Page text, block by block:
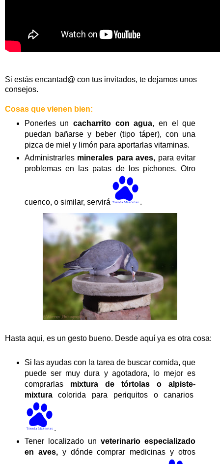
Si estás encantad@ con tus invitados, te dejamos unos
consejos.
Cosas que vienen bien:
Ponerles un cacharrito con agua, en el que
puedan bañarse y beber (tipo táper), con una
pizca de miel y limón para aportarlas vitaminas.
Administrarles minerales para aves, para evitar
problemas en las patas de los pichones. Otro
cuenco, o similar, servirá .
Hasta aqui, es un gesto bueno. Desde aquí ya es otra cosa:
Si las ayudas con la tarea de buscar comida, que
puede ser muy dura y agotadora, lo mejor es
comprarlas mixtura de tórtolas o alpiste-
mixturacolorida para periquitos o canarios
.
Tener localizado unveterinario especializado
en aves, y dónde comprar medicinas y otros